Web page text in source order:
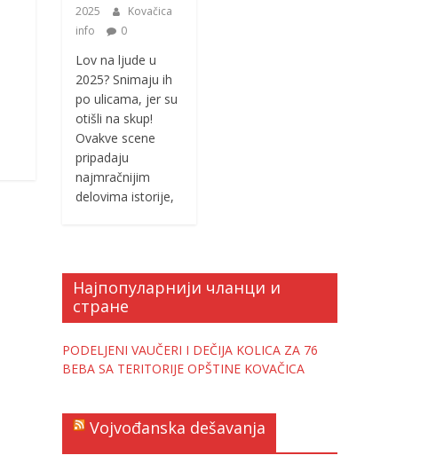
2025
Kovačica
info
0
Lov na ljude u
2025? Snimaju ih
po ulicama, jer su
otišli na skup!
Ovakve scene
pripadaju
najmračnijim
delovima istorije,
Најпопуларнији чланци и
стране
PODELJENI VAUČERI I DEČIJA KOLICA ZA 76
BEBA SA TERITORIJE OPŠTINE KOVAČICA
Vojvođanska dešavanja